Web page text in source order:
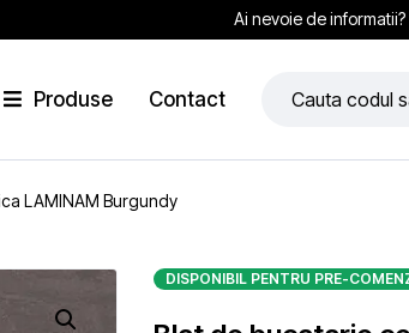
Ai nevoie de informatii?
Produse Contact
LAMINAM Burgundy
DISPONIBIL PENTRU PRE-